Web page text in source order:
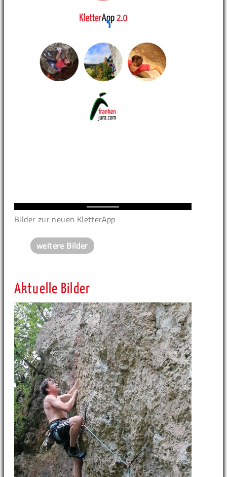
Bilder zur neuen KletterApp
weitere Bilder
Aktuelle Bilder